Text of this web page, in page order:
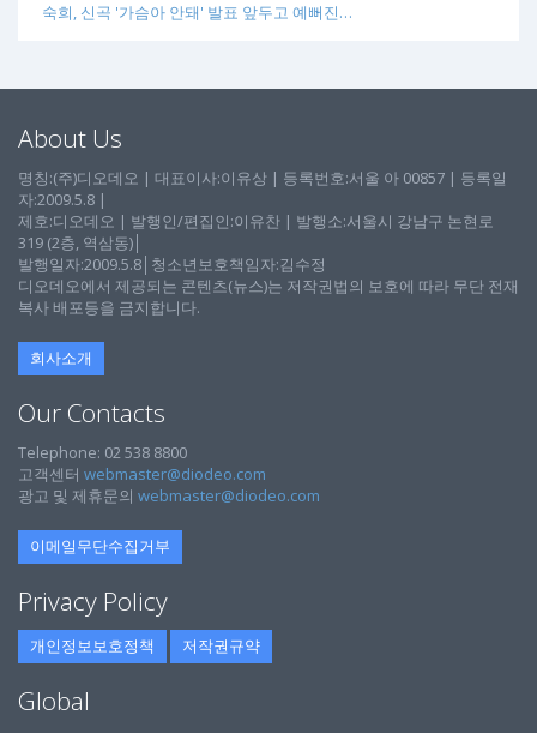
숙희, 신곡 '가슴아 안돼' 발표 앞두고 예뻐진…
About Us
명칭:(주)디오데오 | 대표이사:이유상 | 등록번호:서울 아 00857 | 등록일
자:2009.5.8 |
제호:디오데오 | 발행인/편집인:이유찬 | 발행소:서울시 강남구 논현로
319 (2층, 역삼동)│
발행일자:2009.5.8│청소년보호책임자:김수정
디오데오에서 제공되는 콘텐츠(뉴스)는 저작권법의 보호에 따라 무단 전재
복사 배포등을 금지합니다.
회사소개
Our Contacts
Telephone: 02 538 8800
고객센터 webmaster@diodeo.com
광고 및 제휴문의 webmaster@diodeo.com
이메일무단수집거부
Privacy Policy
개인정보보호정책 저작권규약
Global